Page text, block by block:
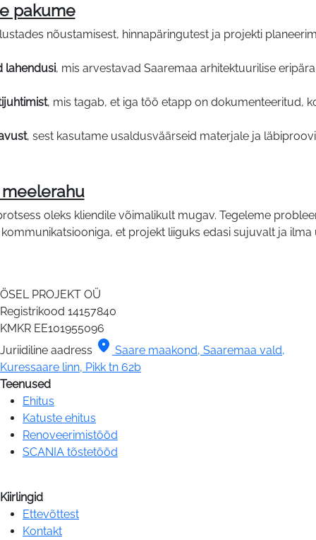
pakume
nõustamisest, hinnapäringutest ja projekti
lahendusi, mis arvestavad Saaremaa arhitektuurilise
, mis tagab, et iga töö etapp on dokumenteeritud,
, sest kasutame usaldusväärseid materjale ja
oleks kliendile võimalikult mugav. Tegeleme
et projekt liiguks edasi sujuvalt ja ilma
ÖSEL PROJEKT OÜ
Registrikood 14157840
KMKR EE101955096
Juriidiline aadress location_on Saare maakond, Saaremaa vald,
Kuressaare linn, Pikk tn 62b
Teenused
Ehitus
Katuste ehitus
Renoveerimistööd
SCANIA tõstetööd
Kiirlingid
Ettevõttest
Kontakt